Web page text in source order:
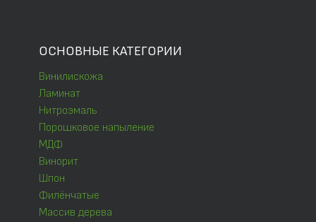
ОСНОВНЫЕ КАТЕГОРИИ
Винилискожа
Ламинат
Нитроэмаль
Порошковое напыление
МДФ
Винорит
Шпон
Филёнчатые
Массив дерева